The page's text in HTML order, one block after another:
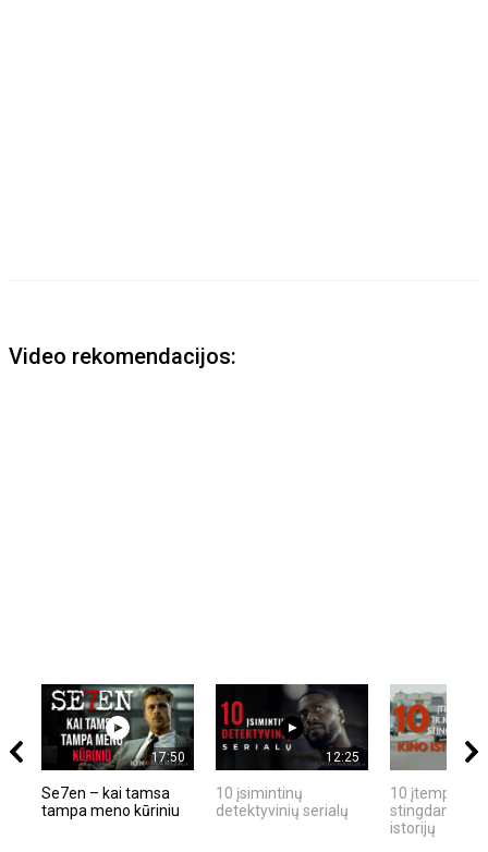
Video rekomendacijos:
17:50
Se7en – kai tamsa
tampa meno kūriniu
12:25
10 įsimintinų
detektyvinių serialų
10 įtemptų,
stingdančių
istorijų